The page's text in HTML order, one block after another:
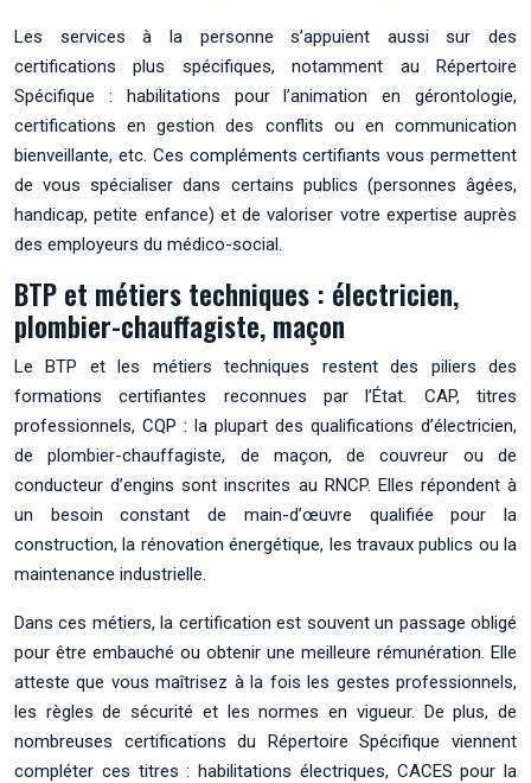
Les services à la personne s’appuient aussi sur des
certifications plus spécifiques, notamment au Répertoire
Spécifique : habilitations pour l’animation en gérontologie,
certifications en gestion des conflits ou en communication
bienveillante, etc. Ces compléments certifiants vous permettent
de vous spécialiser dans certains publics (personnes âgées,
handicap, petite enfance) et de valoriser votre expertise auprès
des employeurs du médico-social.
BTP et métiers techniques : électricien,
plombier-chauffagiste, maçon
Le BTP et les métiers techniques restent des piliers des
formations certifiantes reconnues par l’État. CAP, titres
professionnels, CQP : la plupart des qualifications d’électricien,
de plombier-chauffagiste, de maçon, de couvreur ou de
conducteur d’engins sont inscrites au RNCP. Elles répondent à
un besoin constant de main-d’œuvre qualifiée pour la
construction, la rénovation énergétique, les travaux publics ou la
maintenance industrielle.
Dans ces métiers, la certification est souvent un passage obligé
pour être embauché ou obtenir une meilleure rémunération. Elle
atteste que vous maîtrisez à la fois les gestes professionnels,
les règles de sécurité et les normes en vigueur. De plus, de
nombreuses certifications du Répertoire Spécifique viennent
compléter ces titres : habilitations électriques, CACES pour la